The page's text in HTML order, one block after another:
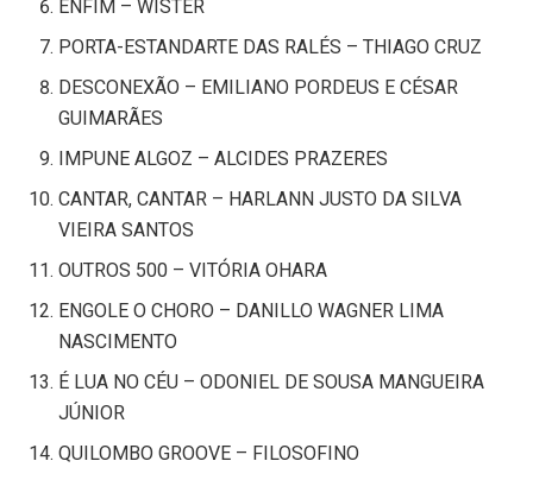
ENFIM – WISTER
PORTA-ESTANDARTE DAS RALÉS – THIAGO CRUZ
DESCONEXÃO – EMILIANO PORDEUS E CÉSAR
GUIMARÃES
IMPUNE ALGOZ – ALCIDES PRAZERES
CANTAR, CANTAR – HARLANN JUSTO DA SILVA
VIEIRA SANTOS
OUTROS 500 – VITÓRIA OHARA
ENGOLE O CHORO – DANILLO WAGNER LIMA
NASCIMENTO
É LUA NO CÉU – ODONIEL DE SOUSA MANGUEIRA
JÚNIOR
QUILOMBO GROOVE – FILOSOFINO